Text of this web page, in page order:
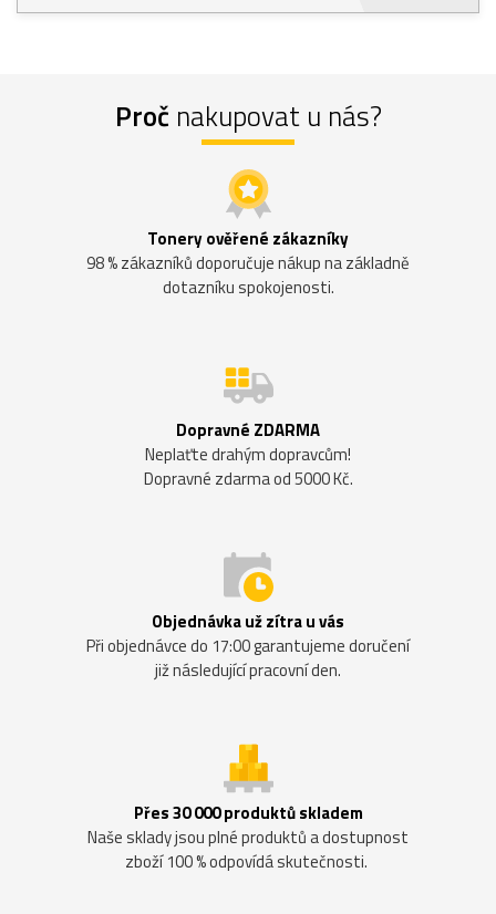
Proč nakupovat u nás?
Tonery ověřené zákazníky
98 % zákazníků doporučuje nákup na základně
dotazníku spokojenosti.
Dopravné ZDARMA
Neplaťte drahým dopravcům!
Dopravné zdarma od 5000 Kč.
Objednávka už zítra u vás
Při objednávce do 17:00 garantujeme doručení
již následující pracovní den.
Přes 30 000 produktů skladem
Naše sklady jsou plné produktů a dostupnost
zboží 100 % odpovídá skutečnosti.